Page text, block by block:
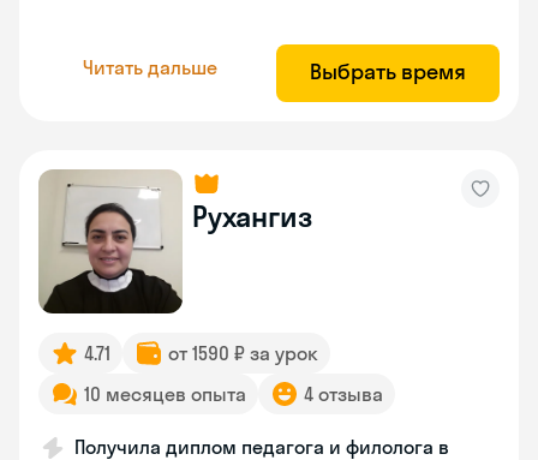
Читать дальше Выбрать время
Рухангиз
4.71
от 1590 ₽ за урок
10 месяцев опыта
4 отзыва
Получила диплом педагога и филолога в